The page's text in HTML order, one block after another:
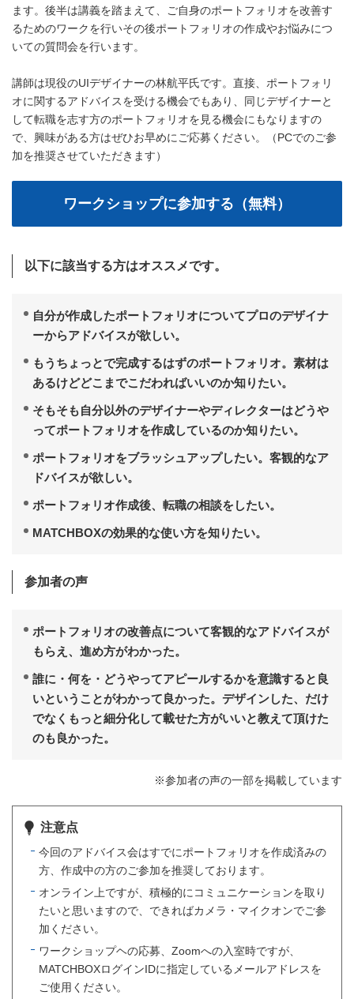
ます。後半は講義を踏まえて、ご自身のポートフォリオを改善す
るためのワークを行いその後ポートフォリオの作成やお悩みにつ
いての質問会を行います。
講師は現役のUIデザイナーの林航平氏です。直接、ポートフォリ
オに関するアドバイスを受ける機会でもあり、同じデザイナーと
して転職を志す方のポートフォリオを見る機会にもなりますの
で、興味がある方はぜひお早めにご応募ください。（PCでのご参
加を推奨させていただきます）
以下に該当する方はオススメです。
自分が作成したポートフォリオについてプロのデザイナ
ーからアドバイスが欲しい。
もうちょっとで完成するはずのポートフォリオ。素材は
あるけどどこまでこだわればいいのか知りたい。
そもそも自分以外のデザイナーやディレクターはどうや
ってポートフォリオを作成しているのか知りたい。
ポートフォリオをブラッシュアップしたい。客観的なア
ドバイスが欲しい。
ポートフォリオ作成後、転職の相談をしたい。
MATCHBOXの効果的な使い方を知りたい。
参加者の声
ポートフォリオの改善点について客観的なアドバイスが
もらえ、進め方がわかった。
誰に・何を・どうやってアピールするかを意識すると良
いということがわかって良かった。デザインした、だけ
でなくもっと細分化して載せた方がいいと教えて頂けた
のも良かった。
※参加者の声の一部を掲載しています
注意点
今回のアドバイス会はすでにポートフォリオを作成済みの
方、作成中の方のご参加を推奨しております。
オンライン上ですが、積極的にコミュニケーションを取り
たいと思いますので、できればカメラ・マイクオンでご参
加ください。
ワークショップヘの応募、Zoomへの入室時ですが、
MATCHBOXログインIDに指定しているメールアドレスを
ご使用ください。